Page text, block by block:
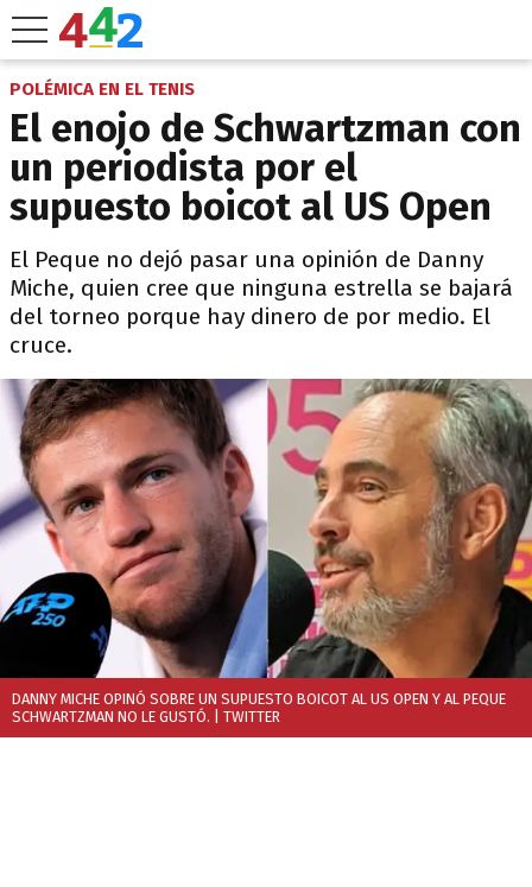
POLÉMICA EN EL TENIS
El enojo de Schwartzman con
un periodista por el
supuesto boicot al US Open
El Peque no dejó pasar una opinión de Danny
Miche, quien cree que ninguna estrella se bajará
del torneo porque hay dinero de por medio. El
cruce.
DANNY MICHE OPINÓ SOBRE UN SUPUESTO BOICOT AL US OPEN Y AL PEQUE
SCHWARTZMAN NO LE GUSTÓ.
| TWITTER